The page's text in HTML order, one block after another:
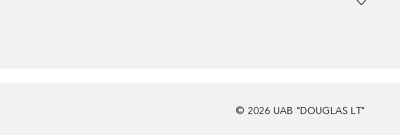
© 2026 UAB "DOUGLAS LT"